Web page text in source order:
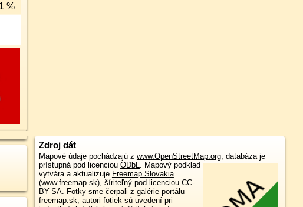
%
Zdroj dát
Mapové údaje pochádzajú z www.OpenStreetMap.org, databáza je
prístupná pod licenciou ODbL. Mapový podklad
vytvára a aktualizuje Freemap Slovakia
(www.freemap.sk), šíriteľný pod licenciou CC-
BY-SA. Fotky sme čerpali z galérie portálu
freemap.sk, autori fotiek sú uvedení pri